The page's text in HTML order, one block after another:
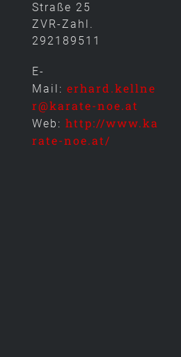
Straße 25
ZVR-Zahl.
292189511
E-
Mail: erhard.kellne
r@karate-noe.at
Web: http://www.ka
rate-noe.at/